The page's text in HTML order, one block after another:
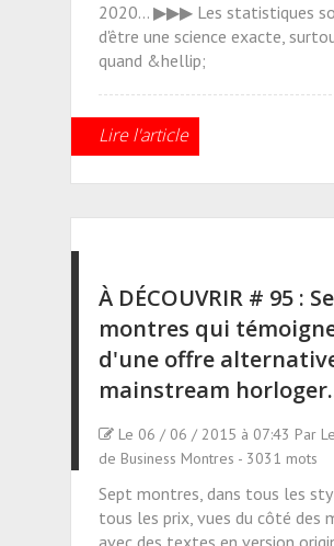
2020... ▶▶▶ Les statistiques
d'être une science exacte,
quand &hellip;
Lire l'article
À DÉCOUVRIR # 95 :
montres qui
d'une offre
mainstream
Le 06 / 06 / 2015 à 07:43 Par
de Business Montres - 3031 mots
Sept montres, dans tous les
tous les prix, vues du côté des
avec des textes en version